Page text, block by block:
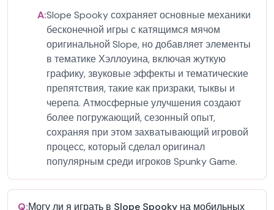
A:Slope Spooky сохраняет основные механики
бесконечной игры с катящимся мячом
оригинальной Slope, но добавляет элементы
в тематике Хэллоуина, включая жуткую
графику, звуковые эффекты и тематические
препятствия, такие как призраки, тыквы и
черепа. Атмосферные улучшения создают
более погружающий, сезонный опыт,
сохраняя при этом захватывающий игровой
процесс, который сделал оригинал
популярным среди игроков Spunky Game.
Q:Могу ли я играть в Slope Spooky на мобильных